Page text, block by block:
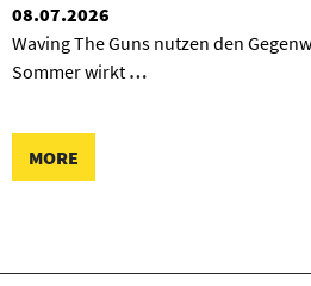
08.07.2026
Waving The Guns nutzen den
Sommer wirkt …
MORE